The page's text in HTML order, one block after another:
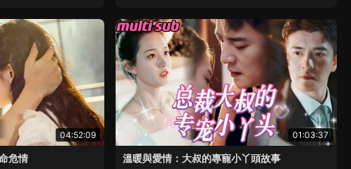
04:52:09
危情
01:03:37
溫暖與愛情：大叔的專寵小丫頭故事